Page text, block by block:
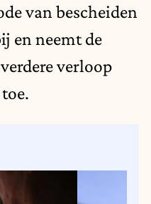
van bescheiden
en neemt de
verloop